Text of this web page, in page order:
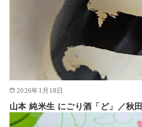
2026年1月18日
山本 純米生 にごり酒「ど」／秋田